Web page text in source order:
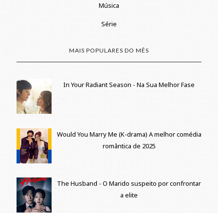
Música
Série
MAIS POPULARES DO MÊS
In Your Radiant Season - Na Sua Melhor Fase
Would You Marry Me (K-drama) A melhor comédia
romântica de 2025
The Husband - O Marido suspeito por confrontar
a elite